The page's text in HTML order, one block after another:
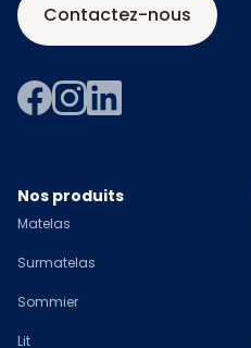
Contactez-nous
Nos produits
Matelas
Surmatelas
Sommier
Lit